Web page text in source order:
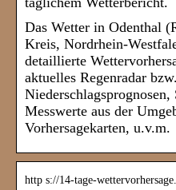
Das Wetter in Odenthal
Kreis, Nordrhein-
detaillierte
aktuelles Regenradar
Messwerte aus der
Vorhersagekarten, u.v.m.
http s://14-tage-